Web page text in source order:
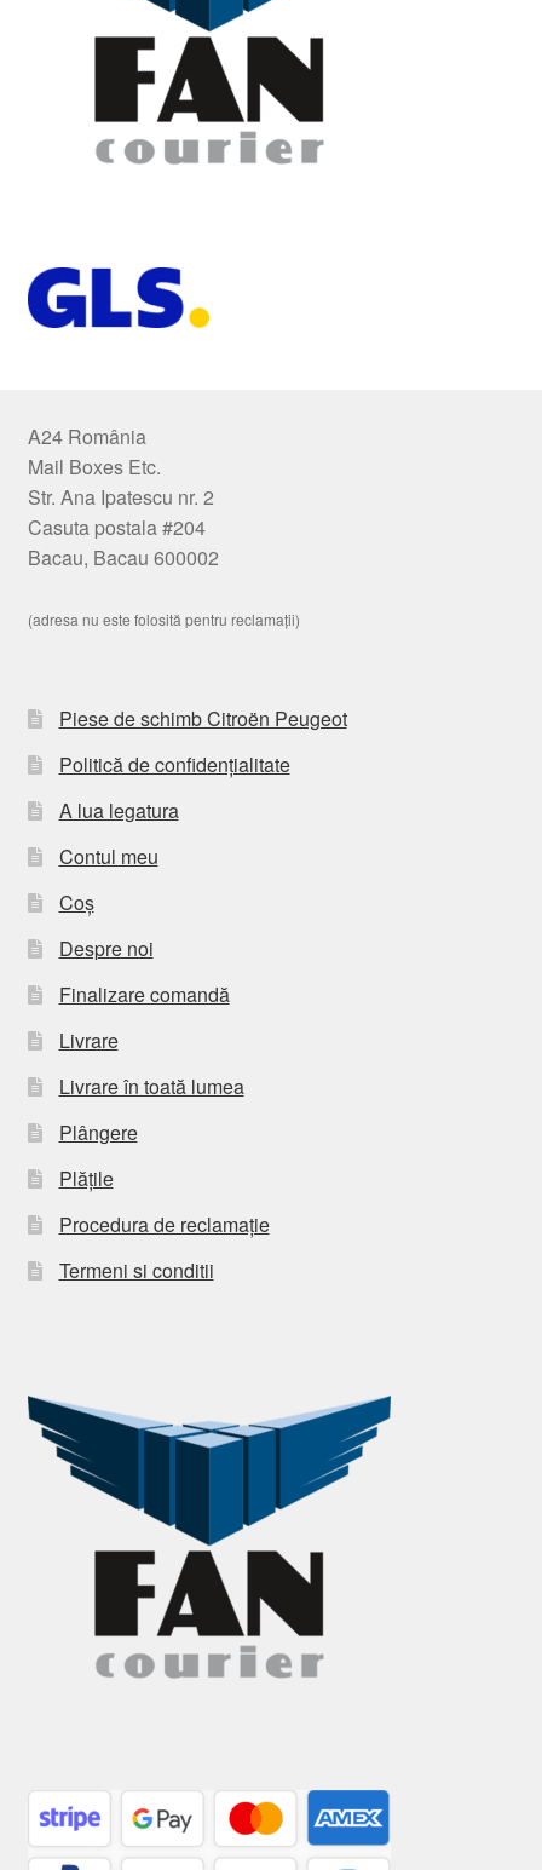
A24 România
Mail Boxes Etc.
Str. Ana Ipatescu nr. 2
Casuta postala #204
Bacau, Bacau 600002
(adresa nu este folosită pentru reclamații)
Piese de schimb Citroën Peugeot
Politică de confidențialitate
A lua legatura
Contul meu
Coș
Despre noi
Finalizare comandă
Livrare
Livrare în toată lumea
Plângere
Plățile
Procedura de reclamație
Termeni si conditii